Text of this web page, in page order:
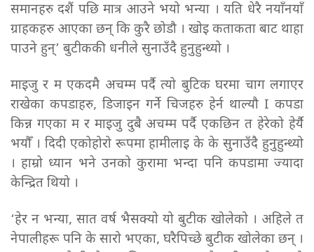
समानहरु दशैं पछि मात्र आउने भयो भन्या । यति धेरै नयाँनयाँ
ग्राहकहरु आएका छन् कि कुरै छोडौ । खोइ कताकता बाट थाहा
पाउने हुन्’ बुटीककी धनीले सुनाउँदै हुनुहुन्थ्यो ।
माइजु र म एकदमै अचम्म पर्दै त्यो बुटिक घरमा चाग लगाएर
राखेका कपडाहरु, डिजाइन गर्ने चिजहरु हेर्न थाल्यौ I कपडा
किन्न गएका म र माइजु दुबै अचम्म पर्दै एकछिन त हेरेको हेर्यै
भयौँ । दिदी एकोहोरो रूपमा हामीलाइ के के सुनाउँदै हुनुहुन्थ्यो
। हाम्रो ध्यान भने उनको कुरामा भन्दा पनि कपडामा ज्यादा
केन्द्रित थियो ।
‘हेर न भन्या, सात वर्ष भैसक्यो यो बुटीक खोलेको । अहिले त
नेपालीहरू पनि के सारो भएका, घरैपिच्छे बुटीक खोलेका छन् ।